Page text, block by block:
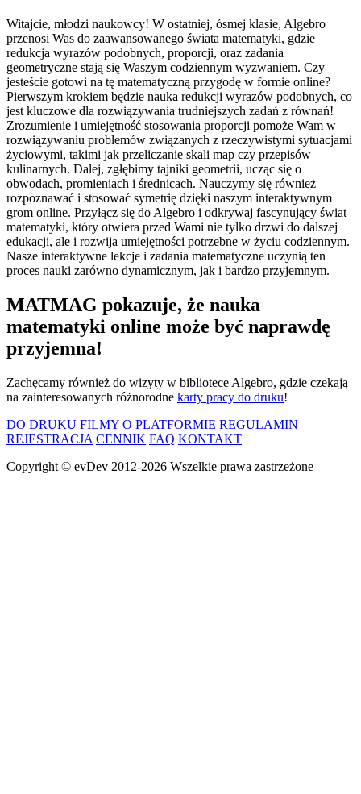
Witajcie, młodzi naukowcy! W ostatniej, ósmej klasie, Algebro
przenosi Was do zaawansowanego świata matematyki, gdzie
redukcja wyrazów podobnych, proporcji, oraz zadania
geometryczne stają się Waszym codziennym wyzwaniem. Czy
jesteście gotowi na tę matematyczną przygodę w formie online?
Pierwszym krokiem będzie nauka redukcji wyrazów podobnych, co
jest kluczowe dla rozwiązywania trudniejszych zadań z równań!
Zrozumienie i umiejętność stosowania proporcji pomoże Wam w
rozwiązywaniu problemów związanych z rzeczywistymi sytuacjami
życiowymi, takimi jak przeliczanie skali map czy przepisów
kulinarnych. Dalej, zgłębimy tajniki geometrii, ucząc się o
obwodach, promieniach i średnicach. Nauczymy się również
rozpoznawać i stosować symetrię dzięki naszym interaktywnym
grom online. Przyłącz się do Algebro i odkrywaj fascynujący świat
matematyki, który otwiera przed Wami nie tylko drzwi do dalszej
edukacji, ale i rozwija umiejętności potrzebne w życiu codziennym.
Nasze interaktywne lekcje i zadania matematyczne uczynią ten
proces nauki zarówno dynamicznym, jak i bardzo przyjemnym.
MATMAG pokazuje, że nauka
matematyki online może być naprawdę
przyjemna!
Zachęcamy również do wizyty w bibliotece Algebro, gdzie czekają
na zainteresowanych różnorodne karty pracy do druku!
DO DRUKU FILMY O PLATFORMIE REGULAMIN
REJESTRACJA CENNIK FAQ KONTAKT
Copyright © evDev 2012-2026 Wszelkie prawa zastrzeżone